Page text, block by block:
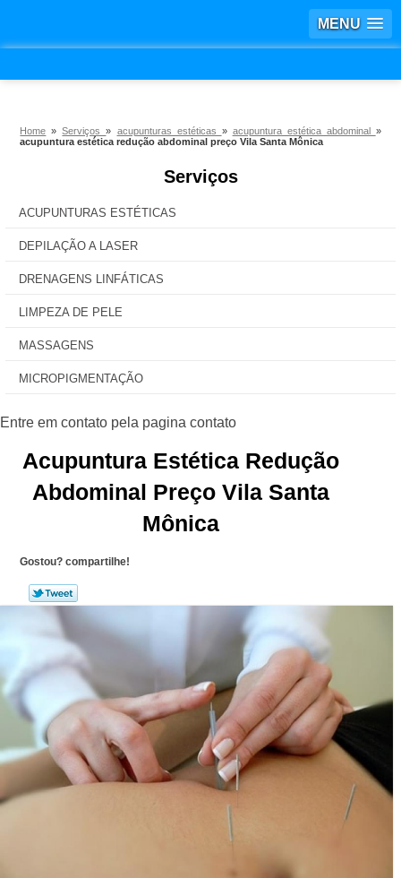
MENU
Home »Serviços» acupunturas estéticas » acupuntura estética abdominal »
acupuntura estética redução abdominal preço Vila Santa Mônica
Serviços
ACUPUNTURAS ESTÉTICAS
DEPILAÇÃO A LASER
DRENAGENS LINFÁTICAS
LIMPEZA DE PELE
MASSAGENS
MICROPIGMENTAÇÃO
Acupuntura Estética Redução
Abdominal Preço Vila Santa
Mônica
Gostou? compartilhe!